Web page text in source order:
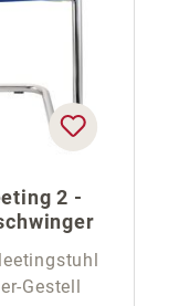
2 -
Gestell